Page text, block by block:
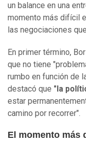
un balance en una
momento más difícil
las negociaciones
En primer término,
que no tiene
rumbo en función de
destacó que "la
estar
camino por recorrer".
El momento más